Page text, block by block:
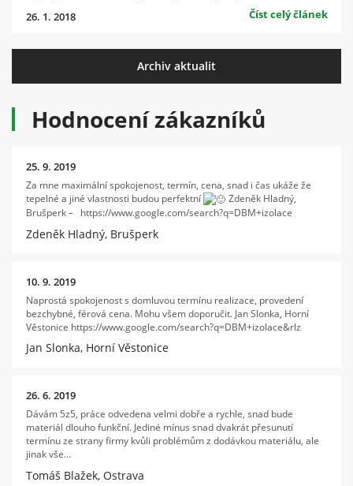
26. 1. 2018 Číst celý článek
Archiv aktualit
Hodnocení zákazníků
25. 9. 2019
Za mne maximální spokojenost, termín, cena, snad i čas ukáže že
tepelné a jiné vlastnosti budou perfektní
Zdeněk Hladný,
Brušperk – https://www.google.com/search?q=DBM+izolace
Zdeněk Hladný, Brušperk
10. 9. 2019
Naprostá spokojenost s domluvou termínu realizace, provedení
bezchybné, férová cena. Mohu všem doporučit. Jan Slonka, Horní
Věstonice https://www.google.com/search?q=DBM+izolace&rlz
Jan Slonka, Horní Věstonice
26. 6. 2019
Dávám 5z5, práce odvedena velmi dobře a rychle, snad bude
materiál dlouho funkční. Jediné mínus snad dvakrát přesunutí
termínu ze strany firmy kvůli problémům z dodávkou materiálu, ale
jinak vše…
Tomáš Blažek, Ostrava